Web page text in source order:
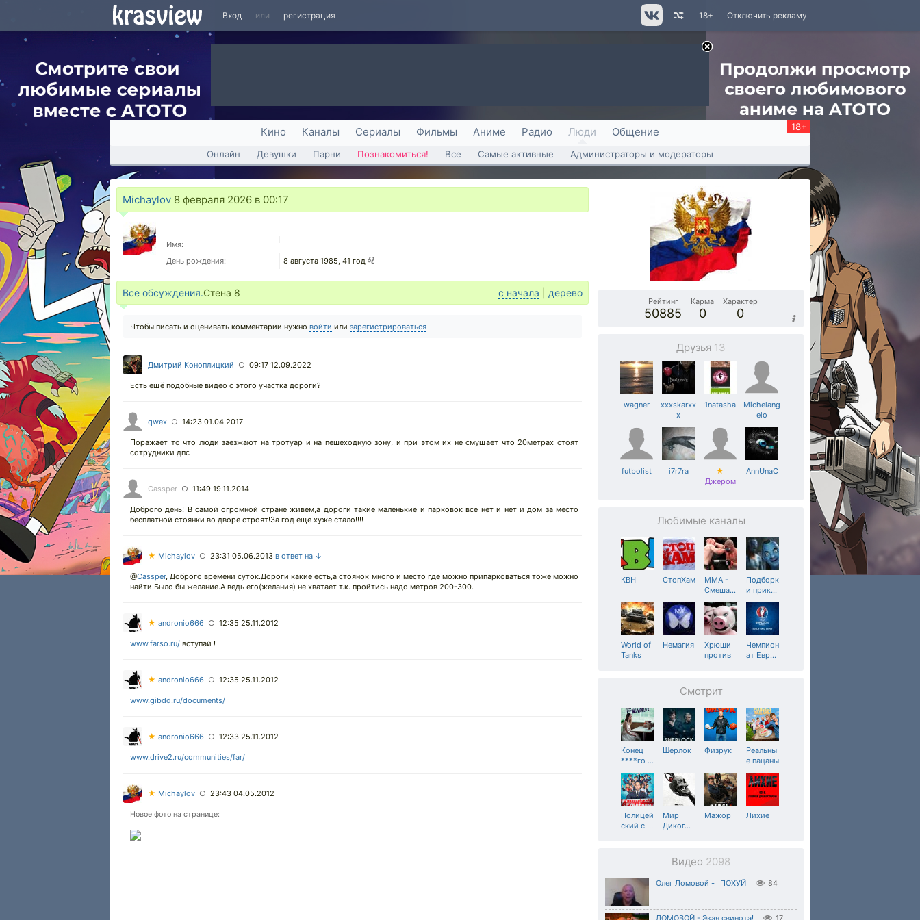
Вход или регистрация Отключить рекламу
18+
Кино Каналы Сериалы Фильмы Аниме Радио Люди Общение 18+
Онлайн Девушки Парни Познакомиться! Все Самые активные Администраторы и модераторы
Michaylov 8 февраля 2026 в 00:17
Имя:
День рождения:
8 августа 1985, 41 год
Все обсуждения.Стена 8 с начала дерево
Чтобы писать и оценивать комментарии нужно войти или зарегистрироваться
Дмитрий Коноплицкий ○ 09:17 12.09.2022
Есть ещё подобные видео с этого участка дороги?
qwex ○ 14:23 01.04.2017
Поражает то что люди заезжают на тротуар и на пешеходную зону, и при этом их не смущает что 20метрах стоят
сотрудники дпс
Cassper ○ 11:49 19.11.2014
Доброго день! В самой огромной стране живем,а дороги такие маленькие и парковок все нет и нет и дом за место
бесплатной стоянки во дворе строят!За год еще хуже стало!!!!
★ Michaylov ○ 23:31 05.06.2013 в ответ на ↓
@Cassper,Доброго времени суток.Дороги какие есть,а стоянок много и место где можно припарковаться тоже можно
найти.Было бы желание.А ведь его(желания) не хватает т.к. пройтись надо метров 200-300.
★ andronio666 ○ 12:35 25.11.2012
www.farso.ru/ вступай !
★ andronio666 ○ 12:35 25.11.2012
www.gibdd.ru/documents/
★ andronio666 ○ 12:33 25.11.2012
www.drive2.ru/communities/far/
★ Michaylov ○ 23:43 04.05.2012
Новое фото на странице:
Рейтинг
50885
Карма
0
Характер
0
Друзья 13
wagner
xxxskarxx
x
1natasha
Michelang
elo
futbolist i7r7ra
★
Джером
AnnUnaC
Любимые каналы
КВН СтопХам
MMA -
Смеша…
Подборк
и прик…
World of
Tanks
Немагия
Хрюши
против
Чемпион
ат Евр…
Смотрит
Конец
****го …
Шерлок Физрук
Реальны
е пацаны
Полицей
ский с …
Мир
Диког…
Мажор Лихие
Видео 2098
Олег Ломовой - _ПОХУЙ_ 84
ЛОМОВОЙ - Экая свинота!_